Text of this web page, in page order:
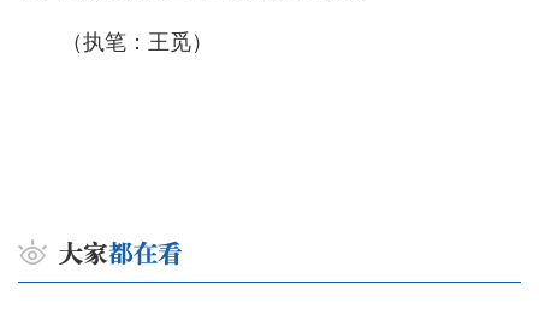
（执笔：王觅）